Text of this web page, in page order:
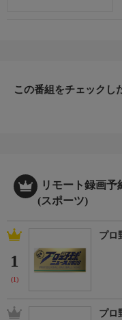
この番組をチェックし
リモート録画予
(スポーツ)
1
(1)
プロ
プロ